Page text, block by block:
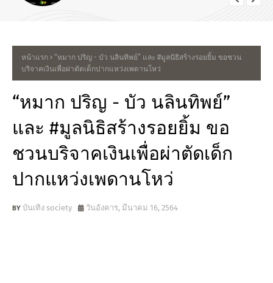
หน้าแรก
“หมาก ปริญ - บัว นลินทิพย์” และ #มูลนิธิสร้างรอยยิ้ม ขอชวน
บริจาคเงินเพื่อผ่าตัดเด็กปากแหว่งเพดานโหว่
“หมาก ปริญ - บัว นลินทิพย์”
และ #มูลนิธิสร้างรอยยิ้ม ขอ
ชวนบริจาคเงินเพื่อผ่าตัดเด็ก
ปากแหว่งเพดานโหว่
บันเทิง society วันอังคาร, มีนาคม 16, 2564